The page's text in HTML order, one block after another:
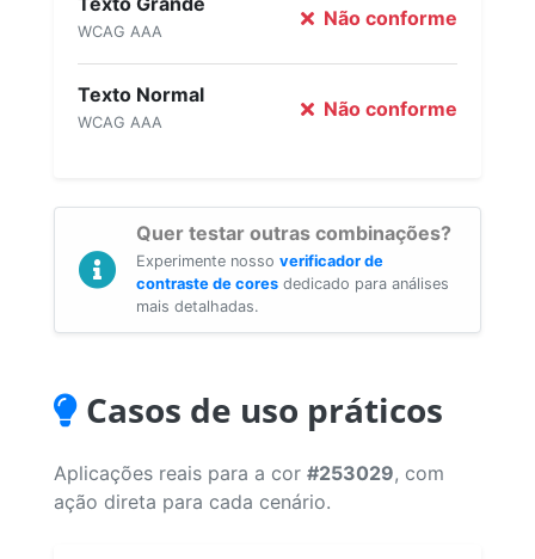
WCAG AAA
Não conforme
Texto Normal
WCAG AAA
Não conforme
Quer testar outras combinações?
Experimente nosso verificador de
contraste de cores dedicado para análises
mais detalhadas.
Casos de uso práticos
Aplicações reais para a cor #253029, com
ação direta para cada cenário.